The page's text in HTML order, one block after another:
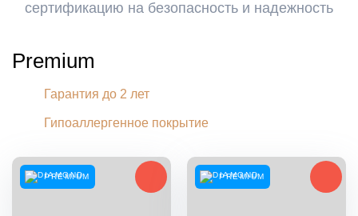
сертификацию на безопасность и надежность
Premium
Гарантия до 2 лет
Гипоаллергенное покрытие
PREMIUM PREMIUM